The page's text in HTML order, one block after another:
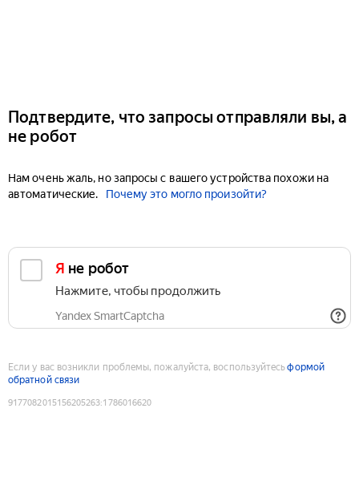
Подтвердите, что запросы отправляли вы, а
не робот
Нам очень жаль, но запросы с вашего устройства похожи на
автоматические.
Почему это могло произойти?
Я не робот
Нажмите, чтобы продолжить
Yandex SmartCaptcha
Если у вас возникли проблемы, пожалуйста, воспользуйтесьформой
обратной связи
9177082015156205263:1786016620